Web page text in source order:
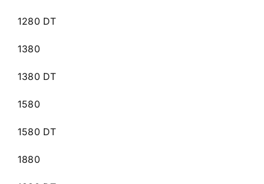
1280 DT
1380
1380 DT
1580
1580 DT
1880